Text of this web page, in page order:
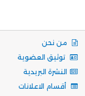
من نحن
توثيق العضوية
النشرة البريدية
أقسام الاعلانات